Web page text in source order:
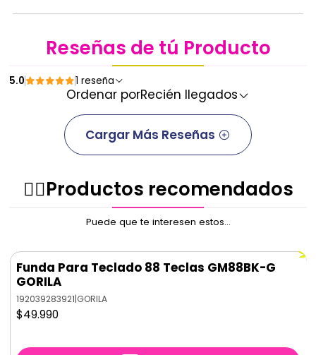
Reseñas de tú Producto
5.0 1 reseña
Ordenar porRecién llegados
Cargar Más Reseñas
✌🏻️Productos recomendados
Puede que te interesen estos...
Funda Para Teclado 88 Teclas GM88BK-G
GORILA
192039283921|GORILA
$49.990